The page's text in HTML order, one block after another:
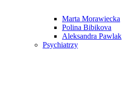
Marta Morawiecka
Polina Bibikova
Aleksandra Pawlak
Psychiatrzy